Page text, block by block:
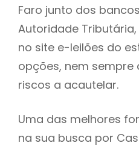
Faro junto dos
Autoridade
no site e-leilões do
opções, nem sempre
riscos a acautelar.
Uma das melhores
na sua busca por